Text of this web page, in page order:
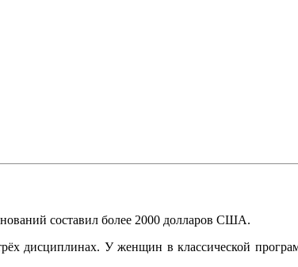
составил более 2000 долларов США.
дисциплинах. У женщин в классической